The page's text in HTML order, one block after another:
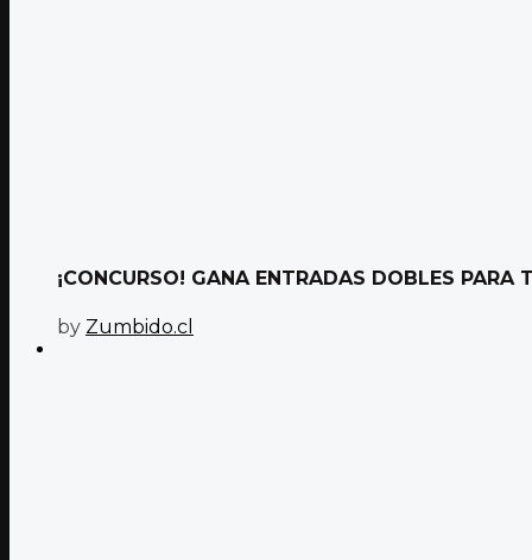
¡CONCURSO! GANA ENTRADAS DOBLES PARA
by Zumbido.cl